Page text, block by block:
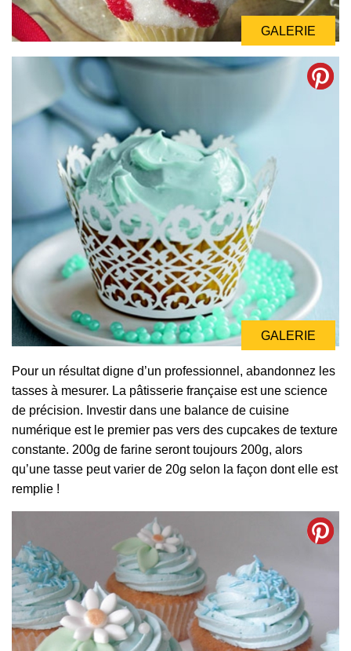
GALERIE
GALERIE
Pour un résultat digne d’un professionnel, abandonnez les
tasses à mesurer. La pâtisserie française est une science
de précision. Investir dans une balance de cuisine
numérique est le premier pas vers des cupcakes de texture
constante. 200g de farine seront toujours 200g, alors
qu’une tasse peut varier de 20g selon la façon dont elle est
remplie !